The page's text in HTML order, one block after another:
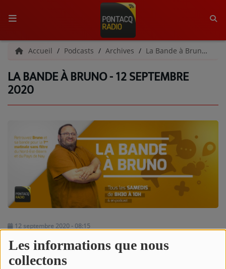
Les informations que nous
collectons
ACCUEIL
RADIO
GRILLE DES PROGRAMMES
C'ÉTAIT QUOI CE TITRE ?
MÉDIAS
NOS PROGRAMMES COURTS
ARCHIVES - SAISONS PASSÉES
Accueil Podcasts Archives La Bande à Bruno | Archives
LA BANDE À BRUNO - 12 SEPTEMBRE
2020
12 septembre 2020 - 08:15
Écouter le podcast